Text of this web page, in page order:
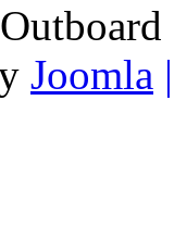
Joomla